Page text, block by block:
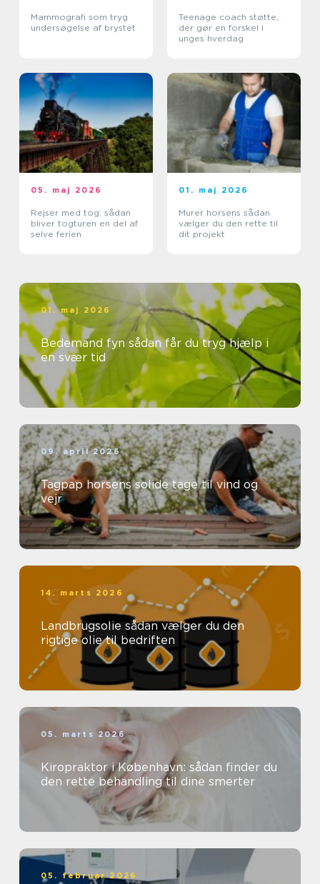
Mammografi som tryg
undersøgelse af brystet
Teenage coach støtte,
der gør en forskel i
unges hverdag
05. maj 2026
Rejser med tog: sådan
bliver togturen en del af
selve ferien
01. maj 2026
Murer horsens sådan
vælger du den rette til
dit projekt
01. maj 2026
Bedemand fyn sådan får du tryg hjælp i
en svær tid
09. april 2026
Tagpap horsens solide tage til vind og
vejr
14. marts 2026
Landbrugsolie sådan vælger du den
rigtige olie til bedriften
05. marts 2026
Kiropraktor i København: sådan finder du
den rette behandling til dine smerter
05. februar 2026